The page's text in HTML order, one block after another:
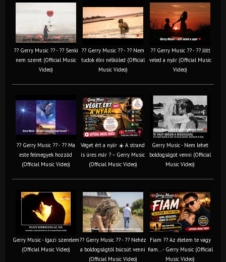
?? Gerry Music ?? - ?? Senki
nem szeret (Official Music
Video)
?? Gerry Music ?? - ?? Nem
tudok élni nélküled (Official
Music Video)
?? Gerry Music ?? - ?? Jött
veled a nyár (Official Music
Video)
?? Gerry Music ?? - ?? Ma
este felmegyek hozzád
(Official Music Video)
Véget ért a nyár ☀️ A strand
is üres már ? – Gerry Music
(Official Music Video)
Gerry Music - Nem lehet
boldogságot venni (Official
Music Video)
Gerry Music - Igazi szerelem
(Official Music Video)
?? Gerry Music ?? - ?? Nehéz
a boldogságtól búcsút venni
(Official Music Video)
Fiam ?‍? Az életem te vagy
fiam... - Gerry Music (Official
Music Video)